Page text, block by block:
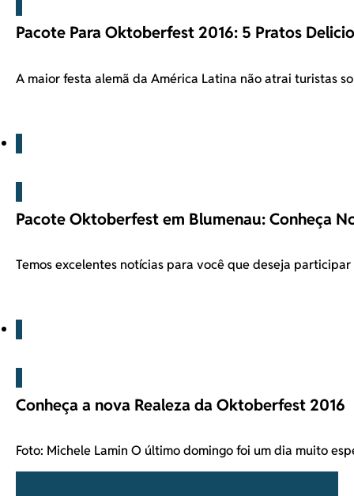
Pacote Para Oktoberfest 2016: 5 Pratos
A maior festa alemã da América Latina não atrai turistas
Pacote Oktoberfest em Blumenau: Conheça
Temos excelentes notícias para você que deseja
Conheça a nova Realeza da Oktoberfest 2016
Foto: Michele Lamin O último domingo foi um dia muito